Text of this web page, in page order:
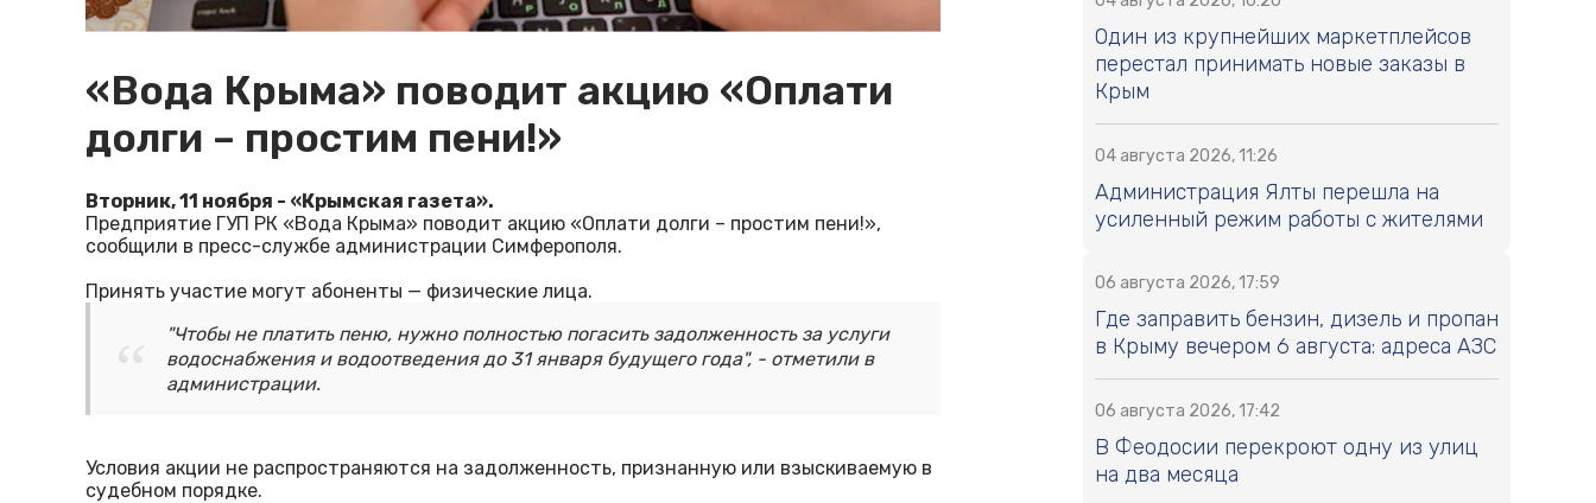
«Вода Крыма» поводит акцию «Оплати
долги – простим пени!»
Вторник, 11 ноября - «Крымская газета».
Предприятие ГУП РК «Вода Крыма» поводит акцию «Оплати долги – простим пени!»,
сообщили в пресс-службе администрации Симферополя.
Принять участие могут абоненты — физические лица.
"Чтобы не платить пеню, нужно полностью погасить задолженность за услуги
водоснабжения и водоотведения до 31 января будущего года", - отметили в
администрации.
Условия акции не распространяются на задолженность, признанную или взыскиваемую в
судебном порядке.
Один из крупнейших маркетплейсов
перестал принимать новые заказы в
Крым
04 августа 2026, 11:26
Администрация Ялты перешла на
усиленный режим работы с жителями
06 августа 2026, 17:59
Где заправить бензин, дизель и пропан
в Крыму вечером 6 августа: адреса АЗС
06 августа 2026, 17:42
В Феодосии перекроют одну из улиц
на два месяца